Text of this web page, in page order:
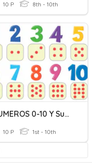
10 P 8th - 10th
NUMEROS 0-10 Y Sumas Simples
10 P 1st - 10th